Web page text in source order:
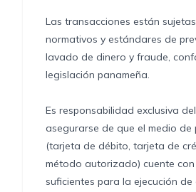
Las transacciones están
normativos y estándares de
lavado de dinero y fraude,
legislación panameña.
Es responsabilidad exclusiva
asegurarse de que el medio
(tarjeta de débito, tarjeta de
método autorizado) cuente
suficientes para la ejecución